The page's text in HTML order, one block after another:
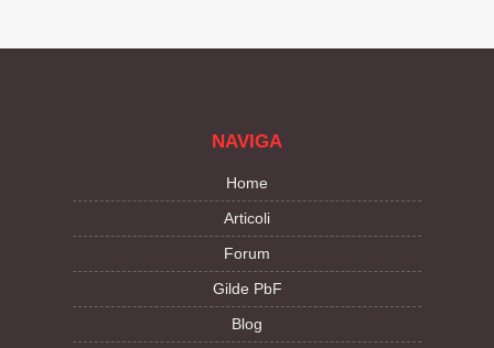
NAVIGA
Home
Articoli
Forum
Gilde PbF
Blog